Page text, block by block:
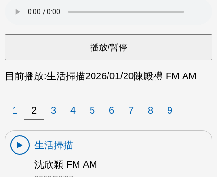
目前播放:生活掃描2026/01/20陳殿禮 FM AM
1 2 3 4 5 6 7 8 9
生活掃描
沈欣穎 FM AM